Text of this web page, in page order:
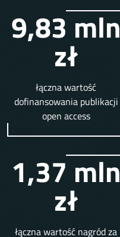
9,83 mln
zł
łączna wartość
dofinansowania publikacji
open access
1,37 mln
zł
łączna wartość nagród za